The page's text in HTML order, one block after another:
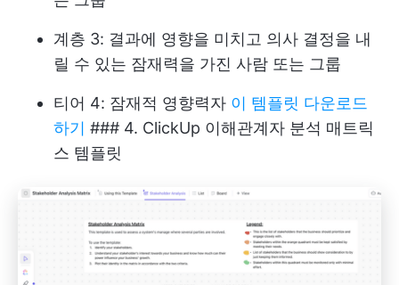
계층 3: 결과에 영향을 미치고 의사 결정을 내
릴 수 있는 잠재력을 가진 사람 또는 그룹
티어 4: 잠재적 영향력자 이 템플릿 다운로드
하기 ### 4. ClickUp 이해관계자 분석 매트릭
스 템플릿